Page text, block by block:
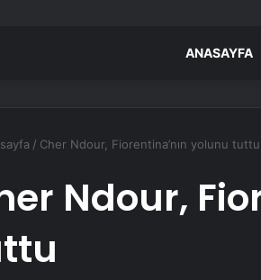
ANASAYFA
/ Cher Ndour, Fiorentina’nın yolunu tuttu
Ndour,